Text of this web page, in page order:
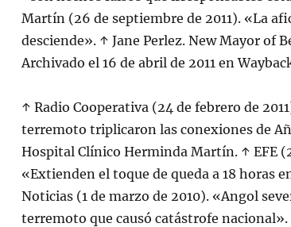
Martín (26 de septiembre de 2011). «La
desciende». ↑ Jane Perlez. New Mayor of
Archivado el 16 de abril de 2011 en
↑ Radio Cooperativa (24 de febrero de
terremoto triplicaron las conexiones de
Hospital Clínico Herminda Martín. ↑ EFE
«Extienden el toque de queda a 18 horas
Noticias (1 de marzo de 2010). «Angol
terremoto que causó catástrofe